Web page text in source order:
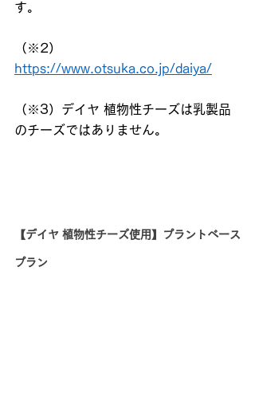
す。
（※2）
https://www.otsuka.co.jp/daiya/
（※3）デイヤ 植物性チーズは乳製品
のチーズではありません。
【デイヤ 植物性チーズ使用】プラントベース
プラン